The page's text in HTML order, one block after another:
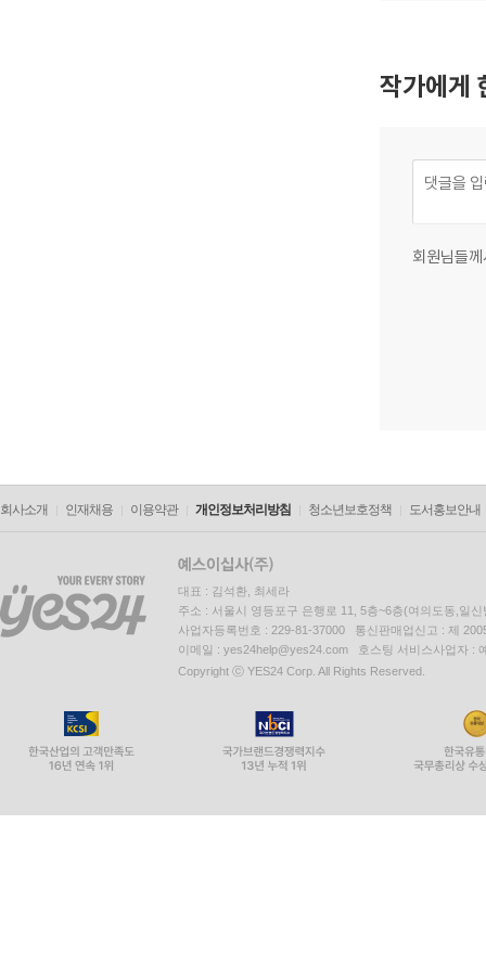
작가에게
회원님들
회사소개 인재채용 이용약관 개인정보처리방침 청소년보호정책 도서홍보안내
대표 : 김석환, 최세라
주소 : 서울시 영등포구 은행로 11, 5층~6층(여의도동,일신
사업자등록번호 : 229-81-37000 통신판매업신고 : 제
이메일 : yes24help@yes24.com 호스팅 서비스사업자 :
Copyright ⓒ YES24 Corp. All Rights Reserved.